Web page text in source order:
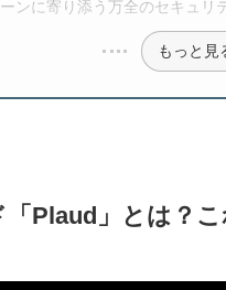
ンに寄り添う万全のセキュリ
もっと見
Plaud」とは？